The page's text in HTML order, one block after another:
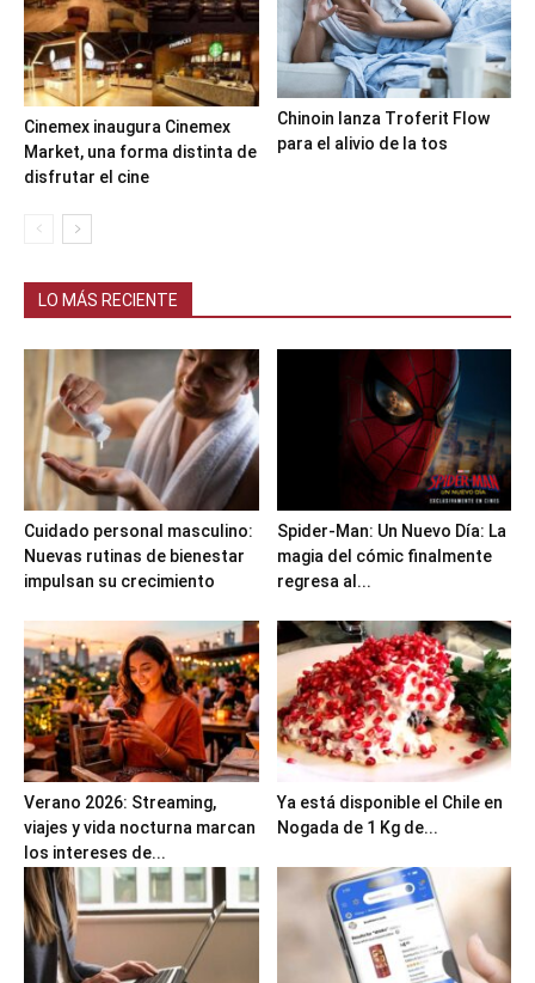
Cinemex inaugura Cinemex
Market, una forma distinta de
disfrutar el cine
Chinoin lanza Troferit Flow
para el alivio de la tos
LO MÁS RECIENTE
Cuidado personal masculino:
Nuevas rutinas de bienestar
impulsan su crecimiento
Spider-Man: Un Nuevo Día: La
magia del cómic finalmente
regresa al...
Verano 2026: Streaming,
viajes y vida nocturna marcan
los intereses de...
Ya está disponible el Chile en
Nogada de 1 Kg de...